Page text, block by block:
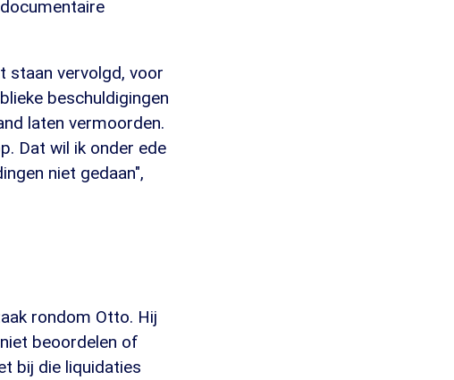
staan vervolgd, voor
beschuldigingen
laten vermoorden.
Dat wil ik onder ede
niet gedaan",
rondom Otto. Hij
beoordelen of
bij die liquidaties